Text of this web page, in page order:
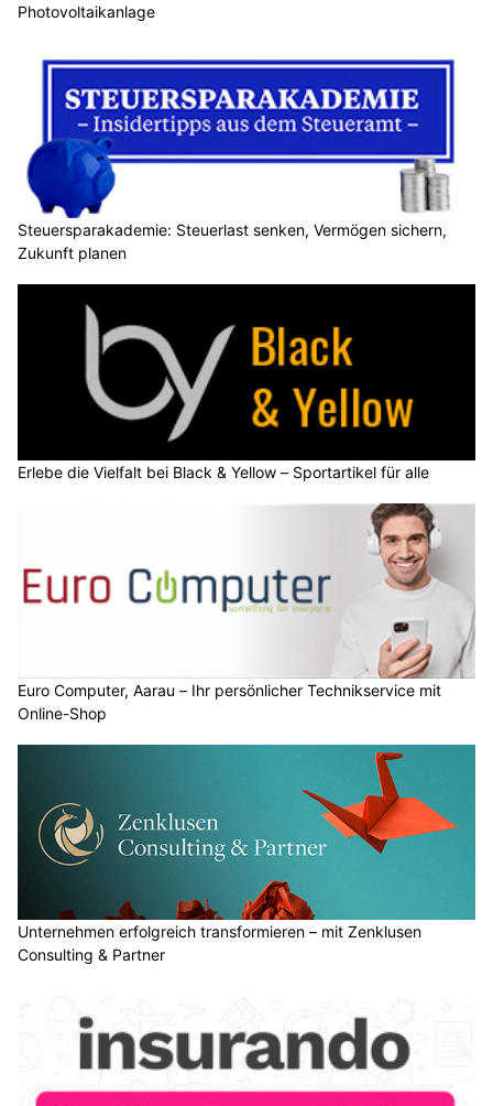
Photovoltaikanlage
Steuersparakademie: Steuerlast senken, Vermögen sichern,
Zukunft planen
Erlebe die Vielfalt bei Black & Yellow – Sportartikel für alle
Euro Computer, Aarau – Ihr persönlicher Technikservice mit
Online-Shop
Unternehmen erfolgreich transformieren – mit Zenklusen
Consulting & Partner